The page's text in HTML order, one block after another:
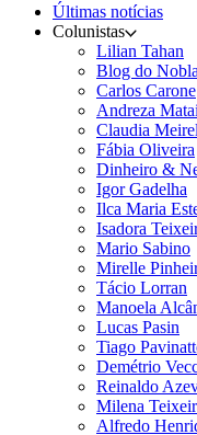
Últimas notícias
Colunistas
Lilian Tahan
Blog do
Carlos Carone
Andreza
Claudia
Fábia Oliveira
Dinheiro &
Igor Gadelha
Ilca Maria
Isadora
Mario Sabino
Mirelle
Tácio Lorran
Manoela
Lucas Pasin
Tiago
Demétrio
Reinaldo
Milena
Alfredo